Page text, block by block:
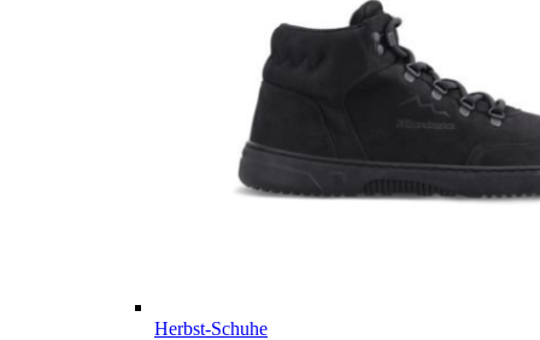
Herbst-Schuhe